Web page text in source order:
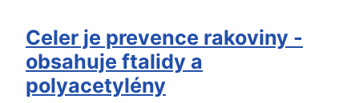
Celer je prevence rakoviny -
obsahuje ftalidy a
polyacetylény